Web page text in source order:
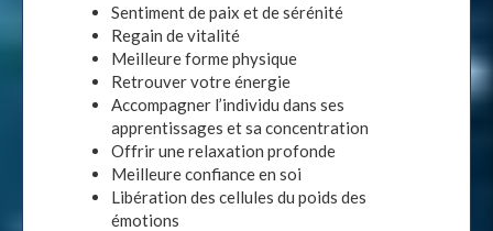
Sentiment de paix et de sérénité
Regain de vitalité
Meilleure forme physique
Retrouver votre énergie
Accompagner l’individu dans ses
apprentissages et sa concentration
Offrir une relaxation profonde
Meilleure confiance en soi
Libération des cellules du poids des
émotions